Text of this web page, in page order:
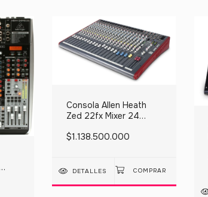
Consola Allen Heath
Zed 22fx Mixer 24
$1.138.500.000
DETALLES